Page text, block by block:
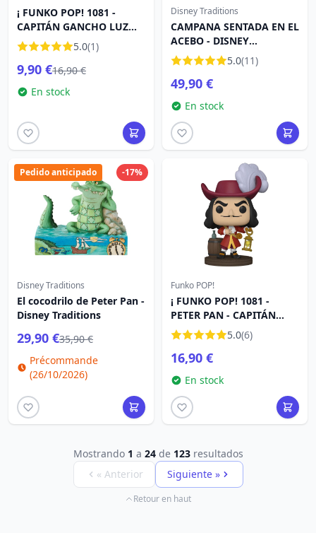
¡ FUNKO POP! 1081 -
CAPITÁN GANCHO LUZ
NEGRA - PETER PAN -
EDICIÓN ESPECIAL
5.0(1)
9,90 €16,90 €
En stock
Disney Traditions
CAMPANA SENTADA EN EL
ACEBO - DISNEY
TRADITIONS5.0(11)
49,90 €
En stock
-17%
Pedido anticipado
Disney Traditions
El cocodrilo de Peter Pan -
Disney Traditions
29,90 €35,90 €
Précommande
(26/10/2026)
Funko POP!
¡ FUNKO POP! 1081 -
PETER PAN - CAPITÁN
GANCHO
5.0(6)
16,90 €
En stock
Mostrando 1 a 24de 123resultados
« Anterior
Siguiente »
Retour en haut